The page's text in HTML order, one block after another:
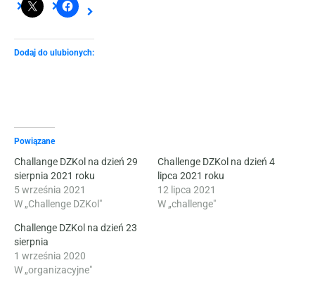
Dodaj do ulubionych:
Powiązane
Challange DZKol na dzień 29
sierpnia 2021 roku
5 września 2021
W „Challenge DZKol"
Challenge DZKol na dzień 4
lipca 2021 roku
12 lipca 2021
W „challenge"
Challenge DZKol na dzień 23
sierpnia
1 września 2020
W „organizacyjne"